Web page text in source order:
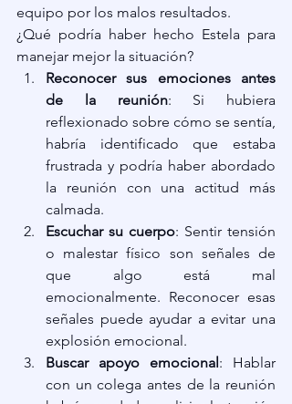
equipo por los malos resultados.
¿Qué podría haber hecho Estela para
manejar mejor la situación?
Reconocer sus emociones antes
de la reunión: Si hubiera
reflexionado sobre cómo se sentía,
habría identificado que estaba
frustrada y podría haber abordado
la reunión con una actitud más
calmada.
Escuchar su cuerpo: Sentir tensión
o malestar físico son señales de
que algo está mal
emocionalmente. Reconocer esas
señales puede ayudar a evitar una
explosión emocional.
Buscar apoyo emocional: Hablar
con un colega antes de la reunión